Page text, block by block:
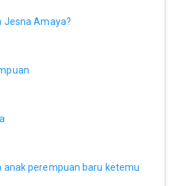
Jesna Amaya?
anak perempuan baru ketemu